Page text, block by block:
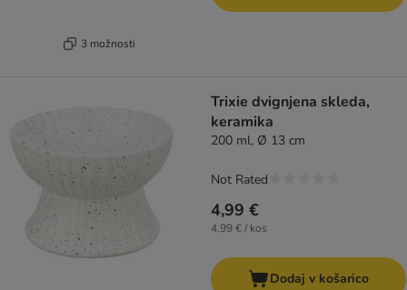
3 možnosti
Trixie dvignjena skleda,
keramika
200 ml, Ø 13 cm
4,99 €
4,99 € / kos
Not Rated
Dodaj v košarico